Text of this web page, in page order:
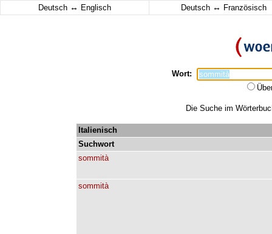
Deutsch ↔ Englisch Deutsch ↔ Französisch
Wort:
Die Suche im
Italienisch
Suchwort
sommità
sommità